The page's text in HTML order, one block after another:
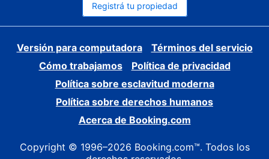
Registrá tu propiedad
Versión para computadora
Términos del servicio
Cómo trabajamos
Política de privacidad
Política sobre esclavitud moderna
Política sobre derechos humanos
Acerca de Booking.com
Copyright © 1996–2026 Booking.com™. Todos los